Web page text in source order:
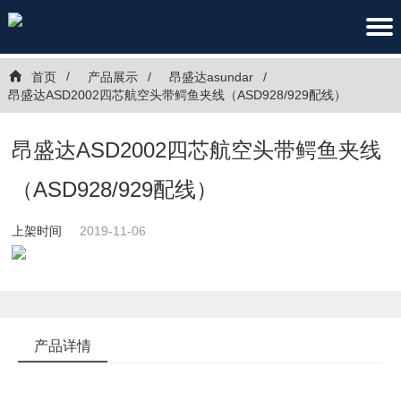
首页 产品展示
昂盛达asundar
昂盛达ASD2002四芯航空头带鳄鱼夹线（ASD928/929配线）
昂盛达ASD2002四芯航空头带鳄鱼夹线
（ASD928/929配线）
上架时间 2019-11-06
产品详情